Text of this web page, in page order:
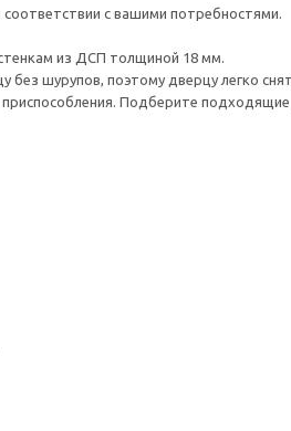
с вашими потребностями.
из ДСП толщиной 18 мм.
без шурупов, поэтому дверцу легко
Подберите